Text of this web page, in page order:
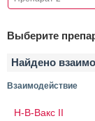
Выберите
Найдено
Взаимодействие
H-B-Вакс II